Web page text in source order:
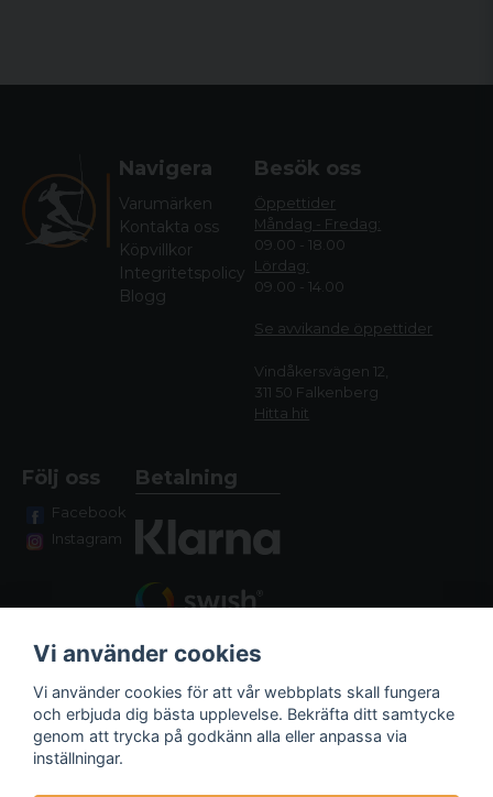
Navigera
Varumärken
Kontakta oss
Köpvillkor
Integritetspolicy
Blogg
Besök oss
Öppettider
Måndag - Fredag:
09.00 - 18.00
Lördag:
09.00 - 14.00
Se avvikande öppettider
Vindåkersvägen 12,
311 50 Falkenberg
Hitta hit
Följ oss
Facebook
Instagram
Betalning
Fraktalternativ
Vi använder cookies
Vi använder cookies för att vår webbplats skall fungera
och erbjuda dig bästa upplevelse. Bekräfta ditt samtycke
genom att trycka på godkänn alla eller anpassa via
inställningar.